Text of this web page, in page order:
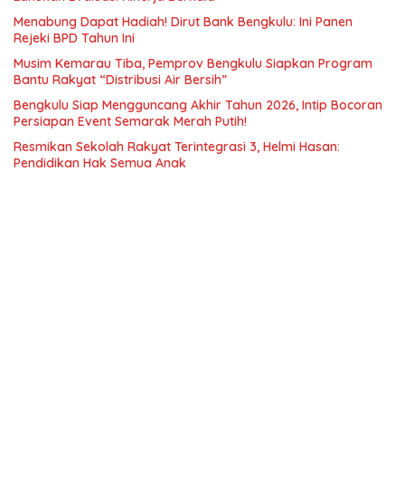
Menabung Dapat Hadiah! Dirut Bank Bengkulu: Ini Panen
Rejeki BPD Tahun Ini
Musim Kemarau Tiba, Pemprov Bengkulu Siapkan Program
Bantu Rakyat “Distribusi Air Bersih”
Bengkulu Siap Mengguncang Akhir Tahun 2026, Intip Bocoran
Persiapan Event Semarak Merah Putih!
Resmikan Sekolah Rakyat Terintegrasi 3, Helmi Hasan:
Pendidikan Hak Semua Anak